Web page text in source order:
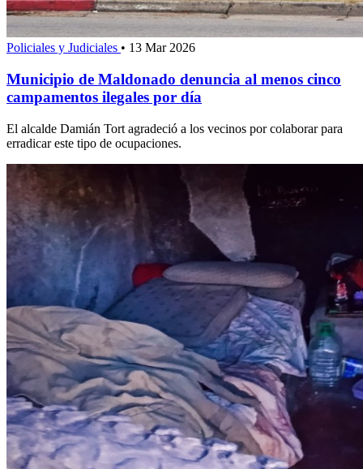
Policiales y Judiciales • 13 Mar 2026
Municipio de Maldonado denuncia al menos cinco
campamentos ilegales por día
El alcalde Damián Tort agradeció a los vecinos por colaborar para
erradicar este tipo de ocupaciones.